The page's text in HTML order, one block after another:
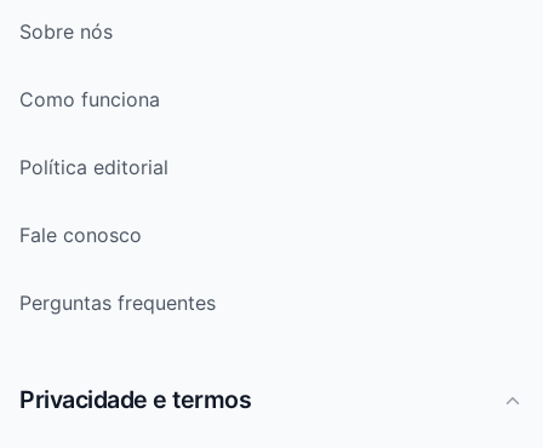
Sobre nós
Como funciona
Política editorial
Fale conosco
Perguntas frequentes
Privacidade e termos